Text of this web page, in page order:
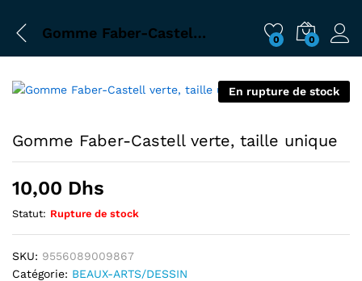
Gomme Faber-Castell verte, taille unique 0 0
En rupture de stock
Gomme Faber-Castell verte, taille unique
10,00 Dhs
Statut: Rupture de stock
SKU: 9556089009867
Catégorie: BEAUX-ARTS/DESSIN